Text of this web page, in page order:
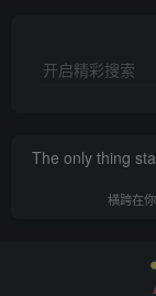
开启精彩搜索
The only thing
横跨在